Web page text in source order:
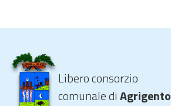
Libero consorzio
comunale diAgrigento